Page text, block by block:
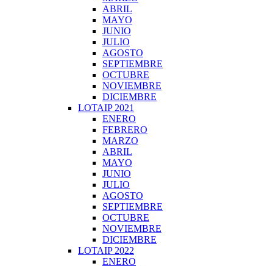
ABRIL
MAYO
JUNIO
JULIO
AGOSTO
SEPTIEMBRE
OCTUBRE
NOVIEMBRE
DICIEMBRE
LOTAIP 2021
ENERO
FEBRERO
MARZO
ABRIL
MAYO
JUNIO
JULIO
AGOSTO
SEPTIEMBRE
OCTUBRE
NOVIEMBRE
DICIEMBRE
LOTAIP 2022
ENERO